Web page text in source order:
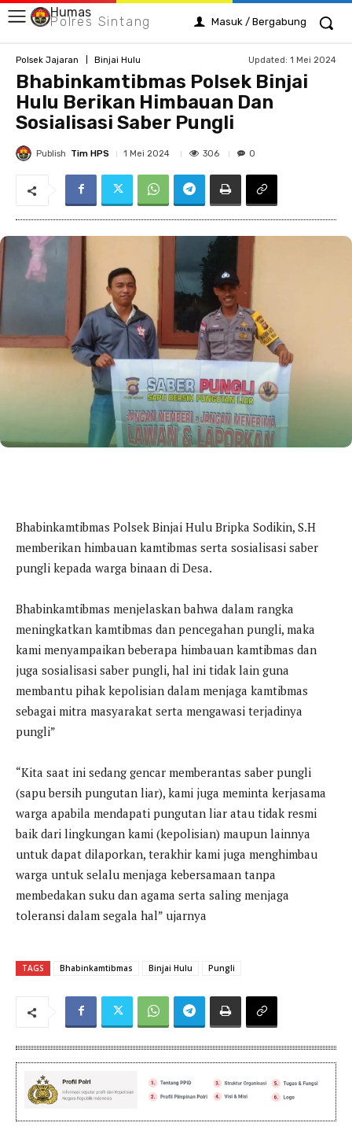
Humas
Polres Sintang Masuk / Bergabung
Polsek Jajaran Binjai Hulu Updated: 1 Mei 2024
Bhabinkamtibmas Polsek Binjai
Hulu Berikan Himbauan Dan
Sosialisasi Saber Pungli
Publish Tim HPS 1 Mei 2024 306 0
Bhabinkamtibmas Polsek Binjai Hulu Bripka Sodikin, S.H
memberikan himbauan kamtibmas serta sosialisasi saber
pungli kepada warga binaan di Desa.
Bhabinkamtibmas menjelaskan bahwa dalam rangka
meningkatkan kamtibmas dan pencegahan pungli, maka
kami menyampaikan beberapa himbauan kamtibmas dan
juga sosialisasi saber pungli, hal ini tidak lain guna
membantu pihak kepolisian dalam menjaga kamtibmas
sebagai mitra masyarakat serta mengawasi terjadinya
pungli”
“Kita saat ini sedang gencar memberantas saber pungli
(sapu bersih pungutan liar), kami juga meminta kerjasama
warga apabila mendapati pungutan liar atau tidak resmi
baik dari lingkungan kami (kepolisian) maupun lainnya
untuk dapat dilaporkan, terakhir kami juga menghimbau
warga untuk selalu menjaga kebersamaan tanpa
membedakan suku dan agama serta saling menjaga
toleransi dalam segala hal” ujarnya
TAGS Bhabinkamtibmas Binjai Hulu Pungli